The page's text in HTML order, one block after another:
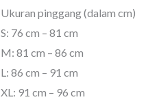
Ukuran pinggang (dalam cm)
S: 76 cm – 81 cm
M: 81 cm – 86 cm
L: 86 cm – 91 cm
XL: 91 cm – 96 cm